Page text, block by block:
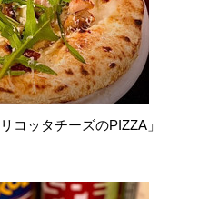
コッタチーズのPIZZA」